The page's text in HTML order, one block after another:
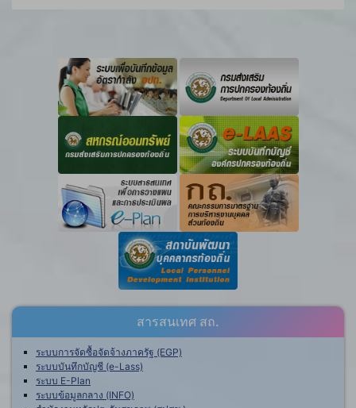
สารสนเทศ สถ.
ระบบการจัดซื้อจัดจ้างภาครัฐ (EGP)
ระบบบันทึกบัญชี (e-Lass)
ระบบ E-Plan
ระบบข้อมูลกลาง (INFO)